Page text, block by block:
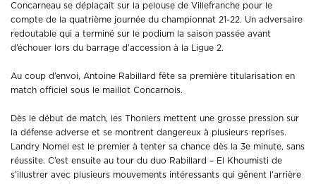
Concarneau se déplaçait sur la pelouse de Villefranche pour le
compte de la quatrième journée du championnat 21-22. Un adversaire
redoutable qui a terminé sur le podium la saison passée avant
d’échouer lors du barrage d’accession à la Ligue 2.
Au coup d’envoi, Antoine Rabillard fête sa première titularisation en
match officiel sous le maillot Concarnois.
Dès le début de match, les Thoniers mettent une grosse pression sur
la défense adverse et se montrent dangereux à plusieurs reprises.
Landry Nomel est le premier à tenter sa chance dès la 3e minute, sans
réussite. C’est ensuite au tour du duo Rabillard – El Khoumisti de
s’illustrer avec plusieurs mouvements intéressants qui gênent l’arrière